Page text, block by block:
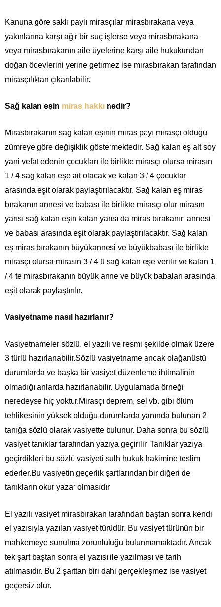
Kanuna göre saklı paylı mirasçılar mirasbırakana veya
yakınlarına karşı ağır bir suç işlerse veya mirasbırakana
veya mirasbırakanın aile üyelerine karşı aile hukukundan
doğan ödevlerini yerine getirmez ise mirasbırakan tarafından
mirasçılıktan çıkarılabilir.
Sağ kalan eşin miras hakkı nedir?
Mirasbırakanın sağ kalan eşinin miras payı mirasçı olduğu
zümreye göre değişiklik göstermektedir. Sağ kalan eş alt soy
yani vefat edenin çocukları ile birlikte mirasçı olursa mirasın
1 / 4 sağ kalan eşe ait olacak ve kalan 3 / 4 çocuklar
arasında eşit olarak paylaştırılacaktır. Sağ kalan eş miras
bırakanın annesi ve babası ile birlikte mirasçı olur mirasın
yarısı sağ kalan eşin kalan yarısı da miras bırakanın annesi
ve babası arasında eşit olarak paylaştırılacaktır. Sağ kalan
eş miras bırakanın büyükannesi ve büyükbabası ile birlikte
mirasçı olursa mirasın 3 / 4 ü sağ kalan eşe verilir ve kalan 1
/ 4 te mirasbırakanın büyük anne ve büyük babaları arasında
eşit olarak paylaştırılır.
Vasiyetname nasıl hazırlanır?
Vasiyetnameler sözlü, el yazılı ve resmi şekilde olmak üzere
3 türlü hazırlanabilir.Sözlü vasiyetname ancak olağanüstü
durumlarda ve başka bir vasiyet düzenleme ihtimalinin
olmadığı anlarda hazırlanabilir. Uygulamada örneği
neredeyse hiç yoktur.Mirasçı deprem, sel vb. gibi ölüm
tehlikesinin yüksek olduğu durumlarda yanında bulunan 2
tanığa sözlü olarak vasiyette bulunur. Daha sonra bu sözlü
vasiyet tanıklar tarafından yazıya geçirilir. Tanıklar yazıya
geçirdikleri bu sözlü vasiyeti sulh hukuk hakimine teslim
ederler.Bu vasiyetin geçerlik şartlarından bir diğeri de
tanıkların okur yazar olmasıdır.
El yazılı vasiyet mirasbırakan tarafından baştan sonra kendi
el yazısıyla yazılan vasiyet türüdür. Bu vasiyet türünün bir
mahkemeye sunulma zorunluluğu bulunmamaktadır. Ancak
tek şart baştan sonra el yazısı ile yazılması ve tarih
atılmasıdır. Bu 2 şarttan biri dahi gerçekleşmez ise vasiyet
geçersiz olur.